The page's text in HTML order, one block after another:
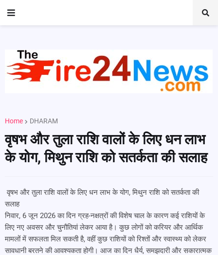
Home DHARAM
वृषभ और तुला राशि वालों के लिए धन लाभ
के योग, मिथुन राशि को सतर्कता की सलाह
वृषभ और तुला राशि वालों के लिए धन लाभ के योग, मिथुन राशि को सतर्कता की
सलाह
निवार, 6 जून 2026 का दिन ग्रह-नक्षत्रों की विशेष चाल के कारण कई राशियों के
लिए नए अवसर और चुनौतियां लेकर आया है। कुछ लोगों को करियर और आर्थिक
मामलों में सफलता मिल सकती है, वहीं कुछ राशियों को रिश्तों और स्वास्थ्य को लेकर
सावधानी बरतने की आवश्यकता होगी। आज का दिन धैर्य, समझदारी और सकारात्मक